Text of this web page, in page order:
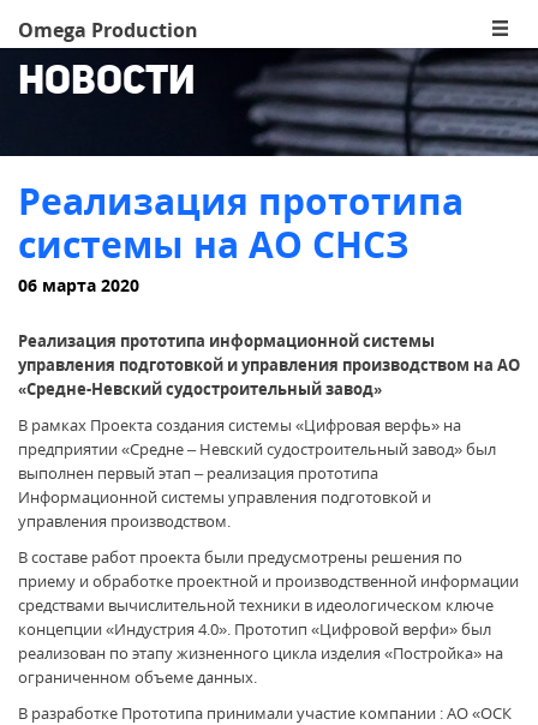
Omega Production
Новости
Реализация прототипа
системы на АО СНСЗ
06 марта 2020
Реализация прототипа информационной системы
управления подготовкой и управления производством на АО
«Средне-Невский судостроительный завод»
В рамках Проекта создания системы «Цифровая верфь» на
предприятии «Средне – Невский судостроительный завод» был
выполнен первый этап – реализация прототипа
Информационной системы управления подготовкой и
управления производством.
В составе работ проекта были предусмотрены решения по
приему и обработке проектной и производственной информации
средствами вычислительной техники в идеологическом ключе
концепции «Индустрия 4.0». Прототип «Цифровой верфи» был
реализован по этапу жизненного цикла изделия «Постройка» на
ограниченном объеме данных.
В разработке Прототипа принимали участие компании : АО «ОСК